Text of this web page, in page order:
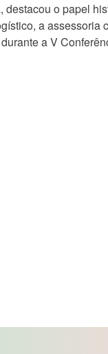
o papel
a assessoria
a V